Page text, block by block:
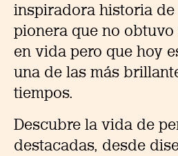
inspiradora historia
pionera que no
en vida pero que hoy
una de las más
tiempos.
Descubre la vida de
destacadas, desde